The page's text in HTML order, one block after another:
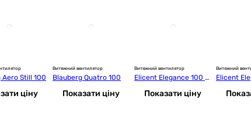
Aero Still 100
ціну
Витяжний вентилятор
Blauberg Quatro 100
Показати ціну
Витяжний вентилятор
Elicent Elegance 100 P
Показати ціну
Витяжний
Elicent